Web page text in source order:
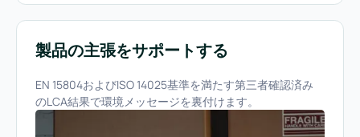
製品の主張をサポートする
EN 15804およびISO 14025基準を満たす第三者確認済み
のLCA結果で環境メッセージを裏付けます。